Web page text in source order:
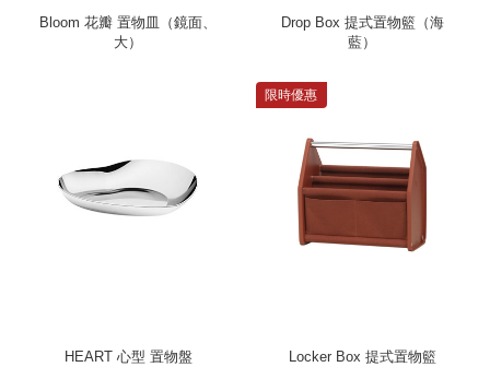
Bloom 花瓣 置物皿（鏡面、
大）
Drop Box 提式置物籃（海
藍）
HEART 心型 置物盤
限時優惠
Locker Box 提式置物籃